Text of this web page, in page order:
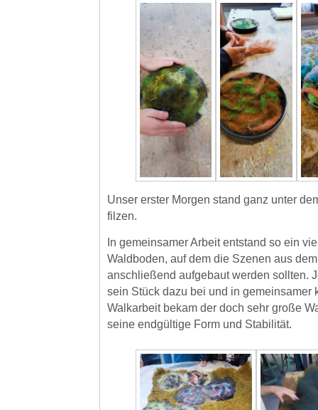
Unser erster Morgen stand ganz unter
filzen.
In gemeinsamer Arbeit entstand so ein
Waldboden, auf dem die Szenen aus
anschließend aufgebaut werden sollten.
sein Stück dazu bei und in gemeinsamer
Walkarbeit bekam der doch sehr große
seine endgültige Form und Stabilität.